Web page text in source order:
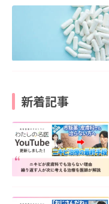
新着記事